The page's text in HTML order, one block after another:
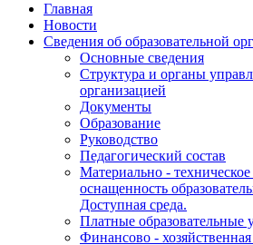
Главная
Новости
Сведения об образовательной
Основные сведения
Структура и органы
организацией
Документы
Образование
Руководство
Педагогический состав
Материально -
оснащенность
Доступная среда.
Платные образовательные
Финансово - хозяйственная